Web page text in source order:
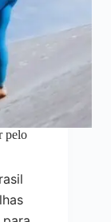
pelo